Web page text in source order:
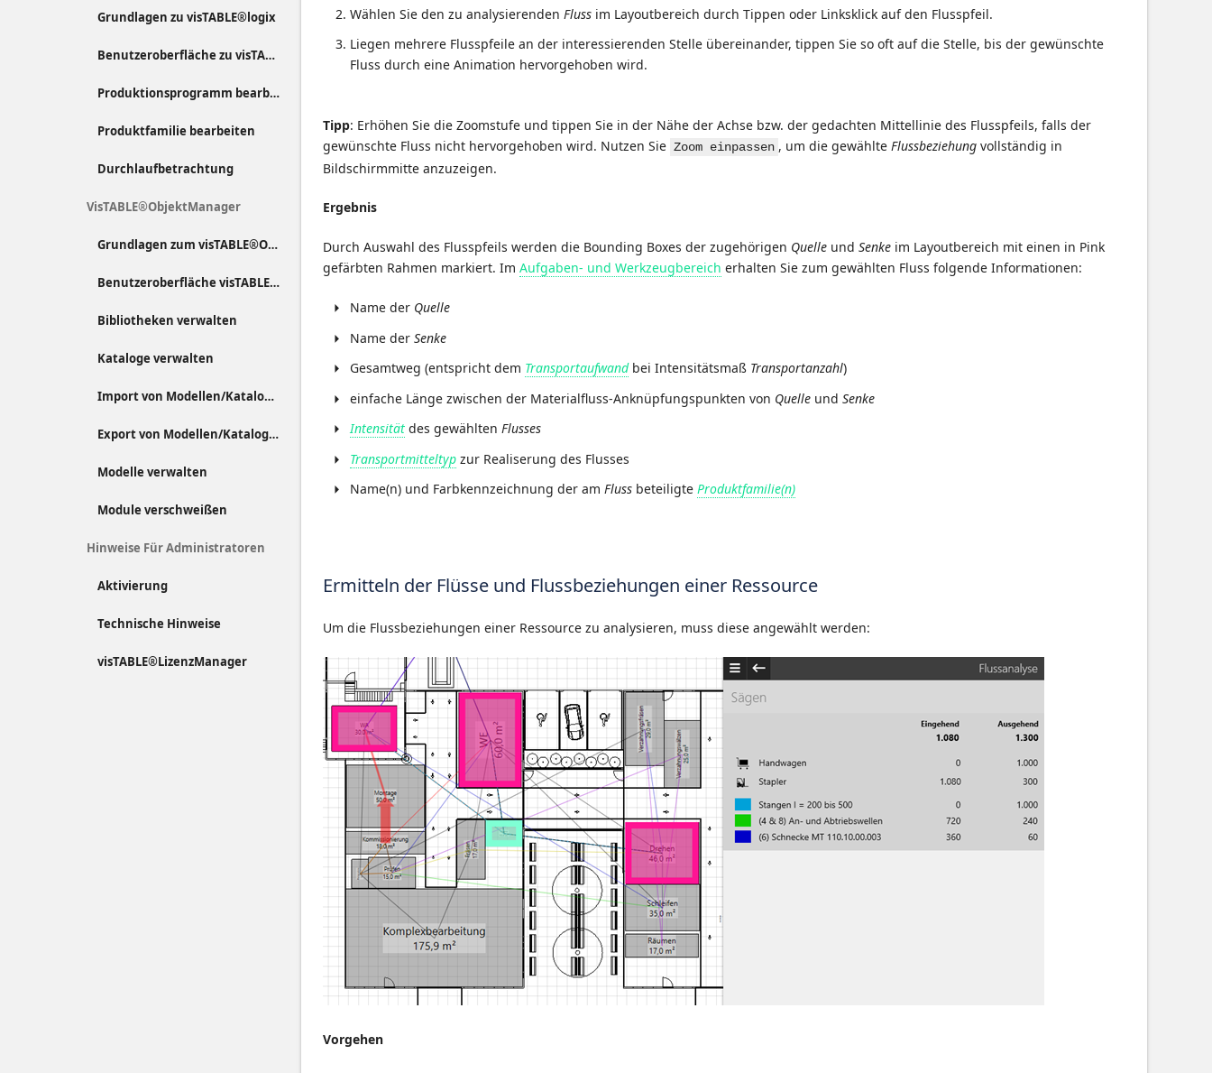
Grundlagen zu visTABLE®logix
Benutzeroberfläche zu visTABLE®logix
Produktionsprogramm bearbeiten
Produktfamilie bearbeiten
Durchlaufbetrachtung
VisTABLE®ObjektManager
Grundlagen zum visTABLE®ObjektManager
Benutzeroberfläche visTABLE®ObjektManager
Bibliotheken verwalten
Kataloge verwalten
Import von Modellen/Katalogen
Export von Modellen/Katalogen
Modelle verwalten
Module verschweißen
Hinweise Für Administratoren
Aktivierung
Technische Hinweise
visTABLE®LizenzManager
Wählen Sie den zu analysierenden Fluss im Layoutbereich durch Tippen oder Linksklick auf den Flusspfeil.
Liegen mehrere Flusspfeile an der interessierenden Stelle übereinander, tippen Sie so oft auf die Stelle, bis der gewünschte
Fluss durch eine Animation hervorgehoben wird.
Tipp: Erhöhen Sie die Zoomstufe und tippen Sie in der Nähe der Achse bzw. der gedachten Mittellinie des Flusspfeils, falls der
gewünschte Fluss nicht hervorgehoben wird. Nutzen Sie Zoom einpassen , um die gewählte Flussbeziehung vollständig in
Bildschirmmitte anzuzeigen.
Ergebnis
Durch Auswahl des Flusspfeils werden die Bounding Boxes der zugehörigen Quelle und Senke im Layoutbereich mit einen in Pink
gefärbten Rahmen markiert. Im Aufgaben- und Werkzeugbereich erhalten Sie zum gewählten Fluss folgende Informationen:
Name der Quelle
Name der Senke
Gesamtweg (entspricht dem Transportaufwandbei Intensitätsmaß Transportanzahl)
einfache Länge zwischen der Materialfluss-Anknüpfungspunkten von Quelle und Senke
Intensität des gewählten Flusses
Transportmitteltyp zur Realiserung des Flusses
Name(n) und Farbkennzeichnung der am Fluss beteiligte Produktfamilie(n)
Ermitteln der Flüsse und Flussbeziehungen einer Ressource
Um die Flussbeziehungen einer Ressource zu analysieren, muss diese angewählt werden:
Vorgehen